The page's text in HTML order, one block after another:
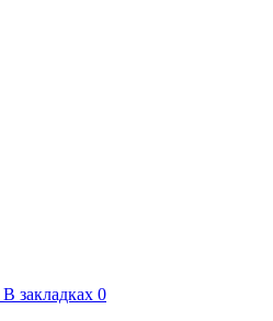
В закладках 0